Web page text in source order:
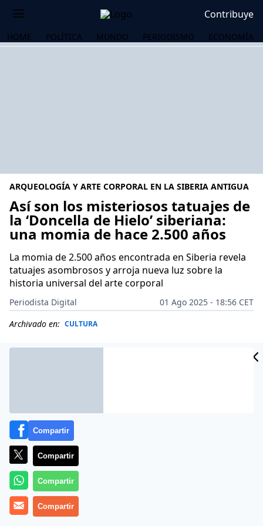
Contribuye
HOME POLÍTICA MUNDO PERIODISMO ECONOMÍA
ARQUEOLOGÍA Y ARTE CORPORAL EN LA SIBERIA ANTIGUA
Así son los misteriosos tatuajes de
la ‘Doncella de Hielo’ siberiana:
una momia de hace 2.500 años
La momia de 2.500 años encontrada en Siberia revela
tatuajes asombrosos y arroja nueva luz sobre la
historia universal del arte corporal
Periodista Digital
01 Ago 2025 - 18:56 CET
Archivado en: CULTURA
Más información
Compartir
Compartir
Compartir
Compartir